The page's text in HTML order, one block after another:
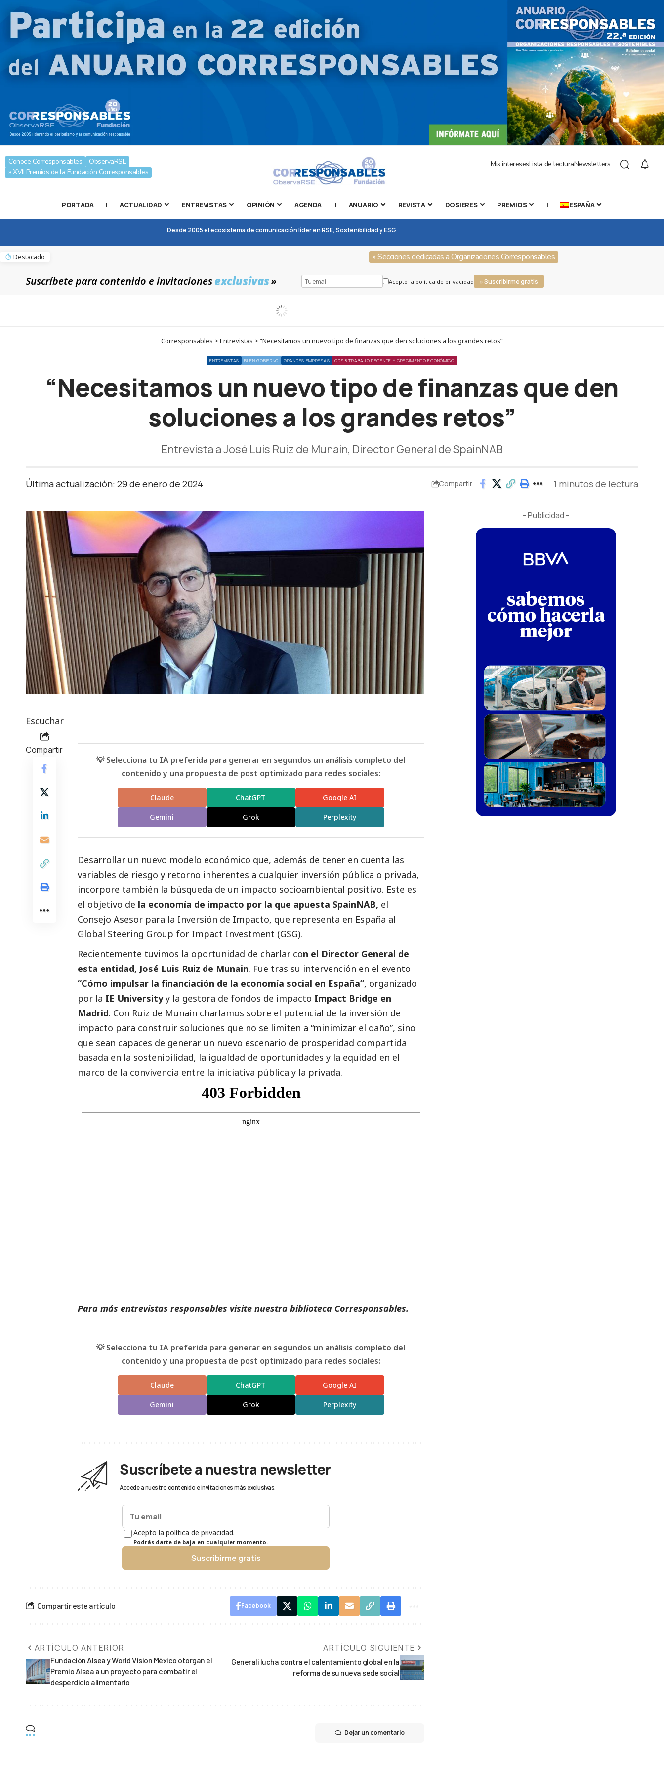
Conoce Corresponsables
ObservaRSE
» XVII Premios de la Fundación Corresponsables
Mis interesesLista de lecturaNewsletters
PORTADA | ACTUALIDAD ENTREVISTAS OPINIÓN AGENDA | ANUARIO REVISTA DOSIERES PREMIOS | ESPAÑA
Desde 2005 el ecosistema de comunicación líder en RSE, Sostenibilidad y ESG
Destacado » Secciones dedicadas a Organizaciones Corresponsables
Suscríbete para contenido e invitacionesexclusivas» Acepto la política de privacidad » Suscribirme gratis
Corresponsables > Entrevistas > “Necesitamos un nuevo tipo de finanzas que den soluciones a los grandes retos”
ENTREVISTAS BUEN GOBIERNO GRANDES EMPRESAS ODS 8 TRABAJO DECENTE Y CRECIMIENTO ECONÓMICO
“Necesitamos un nuevo tipo de finanzas que den
soluciones a los grandes retos”
Entrevista a José Luis Ruiz de Munain, Director General de SpainNAB
Última actualización: 29 de enero de 2024 Compartir 1 minutos de lectura
Escuchar
Compartir
💡 Selecciona tu IA preferida para generar en segundos un análisis completo del
contenido y una propuesta de post optimizado para redes sociales:
Claude ChatGPT Google AI
Gemini Grok Perplexity
Desarrollar un nuevo modelo económico que, además de tener en cuenta las
variables de riesgo y retorno inherentes a cualquier inversión pública o privada,
incorpore también la búsqueda de un impacto socioambiental positivo. Este es
el objetivo de la economía de impacto por la que apuesta SpainNAB, el
Consejo Asesor para la Inversión de Impacto, que representa en España al
Global Steering Group for Impact Investment (GSG).
Recientemente tuvimos la oportunidad de charlar con el Director General de
esta entidad, José Luis Ruiz de Munain. Fue tras su intervención en el evento
“Cómo impulsar la financiación de la economía social en España”, organizado
por la IE Universityy la gestora de fondos de impacto Impact Bridge en
Madrid. Con Ruiz de Munain charlamos sobre el potencial de la inversión de
impacto para construir soluciones que no se limiten a “minimizar el daño”, sino
que sean capaces de generar un nuevo escenario de prosperidad compartida
basada en la sostenibilidad, la igualdad de oportunidades y la equidad en el
marco de la convivencia entre la iniciativa pública y la privada.
Para más entrevistas responsables visite nuestra biblioteca Corresponsables.
💡 Selecciona tu IA preferida para generar en segundos un análisis completo del
contenido y una propuesta de post optimizado para redes sociales:
Claude ChatGPT Google AI
Gemini Grok Perplexity
Suscríbete a nuestra newsletter
Accede a nuestro contenido e invitaciones más exclusivas.
Acepto la política de privacidad.
Podrás darte de baja en cualquier momento.
Suscribirme gratis
Compartir este artículo Facebook
ARTÍCULO ANTERIOR
Fundación Alsea y World Vision México otorgan el
Premio Alsea a un proyecto para combatir el
desperdicio alimentario
ARTÍCULO SIGUIENTE
Generali lucha contra el calentamiento global en la
reforma de su nueva sede social
Dejar un comentario
- Publicidad -